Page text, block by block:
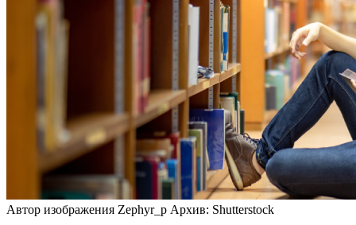
Автор изображения Zephyr_p Архив: Shutterstock